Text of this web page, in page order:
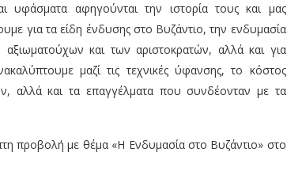
υφάσματα αφηγούνται την ιστορία τους και μας
για τα είδη ένδυσης στο Βυζάντιο, την ενδυμασία
και των αριστοκρατών, αλλά και για
μαζί τις τεχνικές ύφανσης, το κόστος
αλλά και τα επαγγέλματα που συνδέονταν με τα
προβολή με θέμα «Η Ενδυμασία στο Βυζάντιο» στο